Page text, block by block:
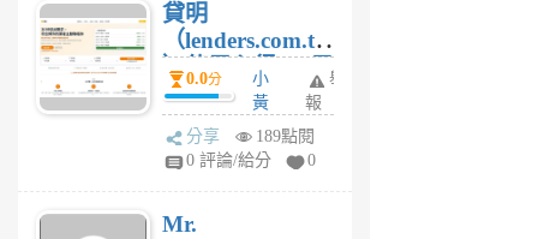
貸明
（lenders.com.tw
）使用心得 — 民
間貸款比較平台
體驗
0.0分
小
黃
蜂
1
舉
報
分享
189點閱
0 評論/給分
0
Mr.